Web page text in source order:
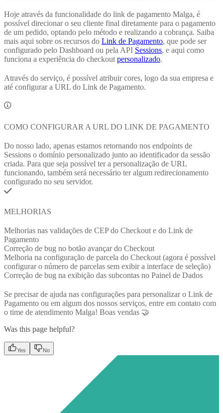
Hoje através da funcionalidade do link de pagamento Malga, é
possível direcionar o seu cliente final diretamente para o pagamento
de um pedido, optando pelo método e realizando a cobrança. Saiba
mais aqui sobre os recursos do Link de Pagamento, que pode ser
configurado pelo Dashboard ou pela API Sessions, e aqui como
funciona a experiência do checkout personalizado.
Através do serviço, é possível atribuir cores, logo da sua empresa e
até configurar a URL do Link de Pagamento.
COMO CONFIGURAR A URL DO LINK DE PAGAMENTO
Do nosso lado, apenas estamos retornando nos endpoints de
Sessions o domínio personalizado junto ao identificador da sessão
criada. Para que seja possível ter a personalização de URL
funcionando, também será necessário ter algum redirecionamento
configurado no seu servidor.
MELHORIAS
Melhorias nas validações de CEP do Checkout e do Link de
Pagamento
Correção de bug no botão avançar do Checkout
Melhoria na configuração de parcela do Checkout (agora é possível
configurar o número de parcelas sem exibir a interface de seleção)
Correção de bug na exibição das subcontas no Painel de Dados
Se precisar de ajuda nas configurações para personalizar o Link de
Pagamento ou em algum dos nossos serviços, entre em contato com
o time de atendimento Malga! Boas vendas 🤝
Was this page helpful?
Yes No